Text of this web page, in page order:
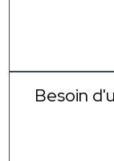
Besoin